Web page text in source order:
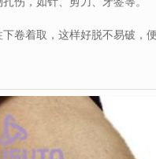
卷着取，这样好脱不易破，